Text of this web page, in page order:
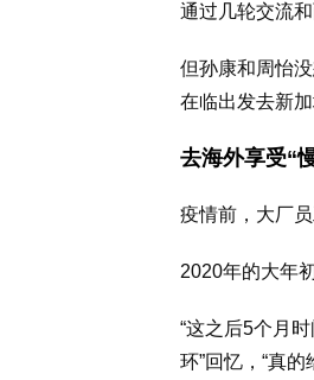
通过几轮交流
但孙康和周怡
在临出发去新
去海外享受“
疫情前，大厂
2020年的大年
“这之后5个月
环”回忆，“真的